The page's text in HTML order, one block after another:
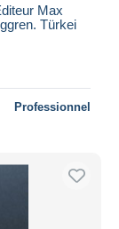
Max
Türkei
Professionnel